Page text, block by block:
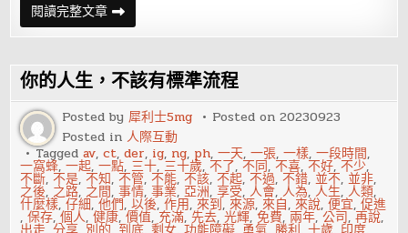
閱讀完整文章不
想
再
班
了
啦！
快
試
試
這
四
個
方
法
你的人生，不該有標準流程
Posted by犀利士5mg Posted on20230923
Posted in人際互動
Taggedav,ct,der, ig, ng, ph,一天,一張,一樣,一段時間,
一窩蜂,一起,一點, 三十,三十歲,不了,不同,不喜,不好,不少,
不斷,不是,不知,不管,不能,不該,不起,不過,不錯,並不,並非,
之後, 之路, 之間,事情,事業,亞洲,享受,人會,人為,人生,人類,
什麼樣,仔細,他們,以後,作用,來到,來源,來自,來說,便宜,促進
,保存,個人,健康,價值, 充滿,先去,光輝,免費, 兩年,公司,再說,